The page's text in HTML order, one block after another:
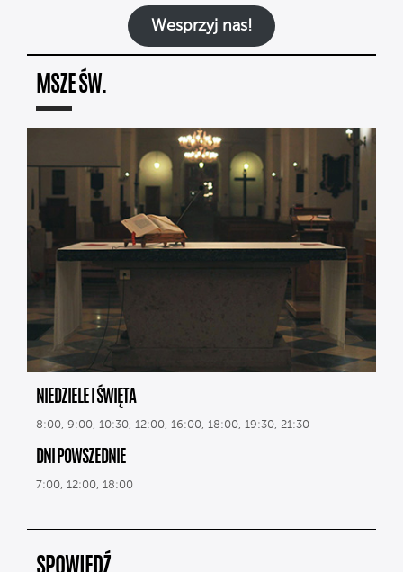
Wesprzyj nas!
MSZE ŚW.
NIEDZIELE I ŚWIĘTA
8:00, 9:00, 10:30, 12:00, 16:00, 18:00, 19:30, 21:30
DNI POWSZEDNIE
7:00, 12:00, 18:00